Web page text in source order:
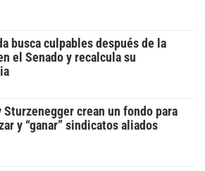
busca culpables después de la
el Senado y recalcula su
Sturzenegger crean un fondo para
y “ganar” sindicatos aliados